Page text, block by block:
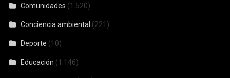
Comunidades (1.520)
Conciencia ambiental (221)
Deporte (10)
Educación (1.146)